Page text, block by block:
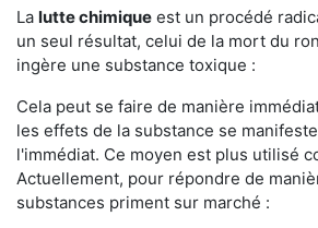
La lutte chimique est un procédé
un seul résultat, celui de la mort du
ingère une substance toxique :
Cela peut se faire de manière
les effets de la substance se
l'immédiat. Ce moyen est plus utilisé
Actuellement, pour répondre de
substances priment sur marché :